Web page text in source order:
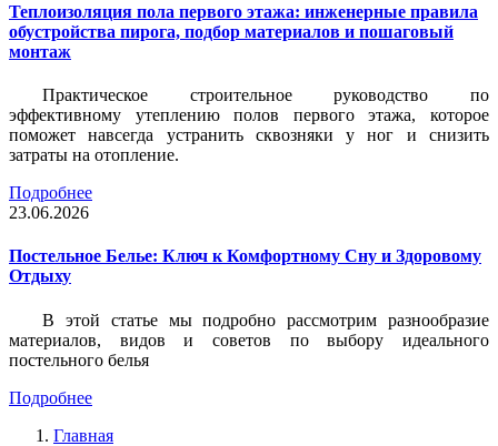
Теплоизоляция пола первого этажа: инженерные правила
обустройства пирога, подбор материалов и пошаговый
монтаж
Практическое строительное руководство по
эффективному утеплению полов первого этажа, которое
поможет навсегда устранить сквозняки у ног и снизить
затраты на отопление.
Подробнее
23.06.2026
Постельное Белье: Ключ к Комфортному Сну и Здоровому
Отдыху
В этой статье мы подробно рассмотрим разнообразие
материалов, видов и советов по выбору идеального
постельного белья
Подробнее
Главная